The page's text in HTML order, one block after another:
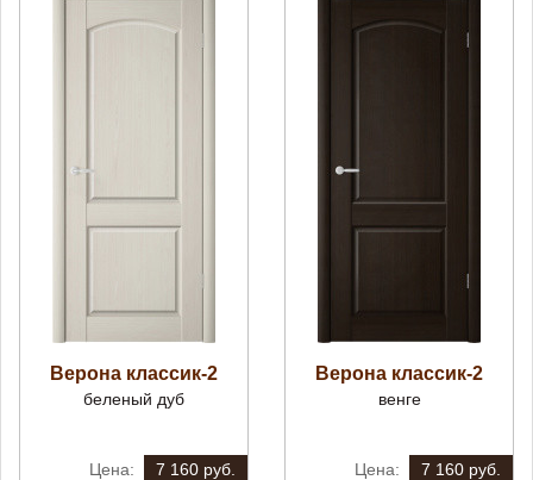
Верона классик-2
беленый дуб
7 160 руб.
Верона классик-2
венге
7 160 руб.